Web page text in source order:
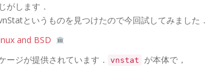
がします．
というものを見つけたので今回試してみました．
and BSD
ージが提供されています． vnstat が本体で，